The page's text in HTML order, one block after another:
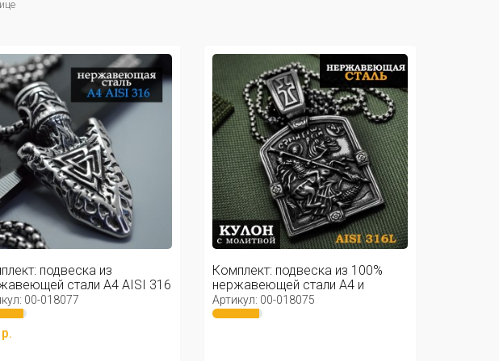
подвеска из
стали А4 AISI 316
00-018077
Комплект: подвеска из 100%
нержавеющей стали А4 и
цепочка ...
Артикул: 00-018075